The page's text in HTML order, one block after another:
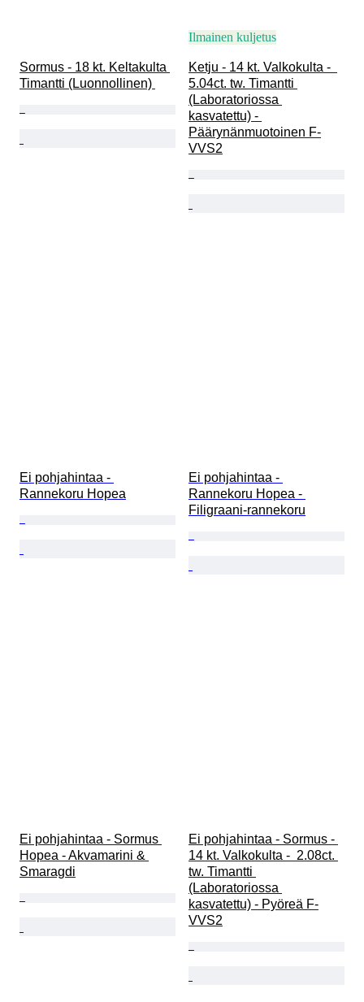
Sormus - 18 kt. Keltakulta
Timantti (Luonnollinen)
Ilmainen kuljetus
Ketju - 14 kt. Valkokulta -
5.04ct. tw. Timantti
(Laboratoriossa
kasvatettu) -
Päärynänmuotoinen F-
VVS2
Ei pohjahintaa -
Rannekoru Hopea
Ei pohjahintaa -
Rannekoru Hopea -
Filigraani-rannekoru
Ei pohjahintaa - Sormus
Hopea - Akvamarini &
Smaragdi
Ei pohjahintaa - Sormus -
14 kt. Valkokulta -  2.08ct.
tw. Timantti
(Laboratoriossa
kasvatettu) - Pyöreä F-
VVS2